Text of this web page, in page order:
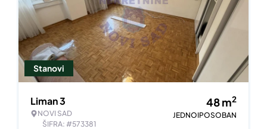
Stanovi
Liman 3
NOVI SAD
ŠIFRA: #573381
48m2
JEDNOIPOSOBAN